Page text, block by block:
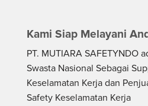
Kami Siap Melayani
PT. MUTIARA SAFETYNDO
Swasta Nasional Sebagai
Keselamatan Kerja dan
Safety Keselamatan Kerja